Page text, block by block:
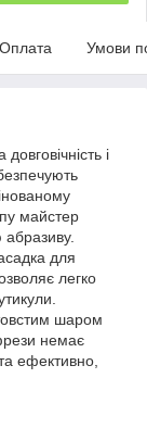
Оплата Умови
і
майстер
для
легко
шаром
немає
ефективно,